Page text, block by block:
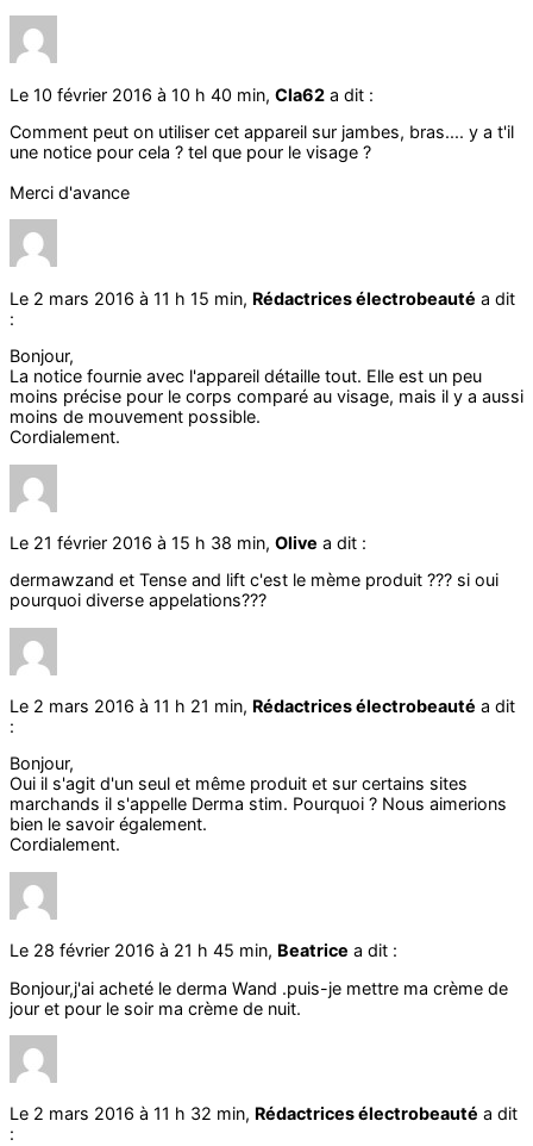
Le 10 février 2016 à 10 h 40 min, Cla62 a dit :
Comment peut on utiliser cet appareil sur jambes, bras.... y a t'il
une notice pour cela ? tel que pour le visage ?
Merci d'avance
Le 2 mars 2016 à 11 h 15 min, Rédactrices électrobeauté a dit
:
Bonjour,
La notice fournie avec l'appareil détaille tout. Elle est un peu
moins précise pour le corps comparé au visage, mais il y a aussi
moins de mouvement possible.
Cordialement.
Le 21 février 2016 à 15 h 38 min, Olive a dit :
dermawzand et Tense and lift c'est le mème produit ??? si oui
pourquoi diverse appelations???
Le 2 mars 2016 à 11 h 21 min, Rédactrices électrobeauté a dit
:
Bonjour,
Oui il s'agit d'un seul et même produit et sur certains sites
marchands il s'appelle Derma stim. Pourquoi ? Nous aimerions
bien le savoir également.
Cordialement.
Le 28 février 2016 à 21 h 45 min, Beatrice a dit :
Bonjour,j'ai acheté le derma Wand .puis-je mettre ma crème de
jour et pour le soir ma crème de nuit.
Le 2 mars 2016 à 11 h 32 min, Rédactrices électrobeauté a dit
: